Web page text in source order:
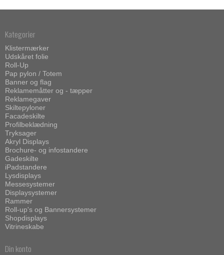
Kategorier
Klistermærker
Udskåret folie
Roll-Up
Pap pylon / Totem
Banner og flag
Reklamemåtter og - tæpper
Reklamegaver
Skiltepyloner
Facadeskilte
Profilbeklædning
Tryksager
Akryl Displays
Brochure- og infostandere
Gadeskilte
iPadstandere
Lysdisplays
Messesystemer
Displaysystemer
Rammer
Roll-up's og Bannersystemer
Shopdisplays
Vitrineskabe
Din konto